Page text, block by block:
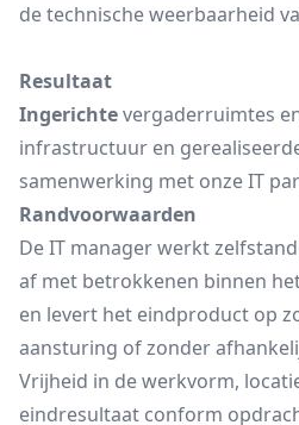
de technische weerbaarheid
Resultaat
Ingerichtevergaderruimtes
infrastructuur en
samenwerking met onze IT
Randvoorwaarden
De IT manager werkt
af met betrokkenen binnen
en levert het eindproduct op
aansturing of zonder
Vrijheid in de werkvorm,
eindresultaat conform